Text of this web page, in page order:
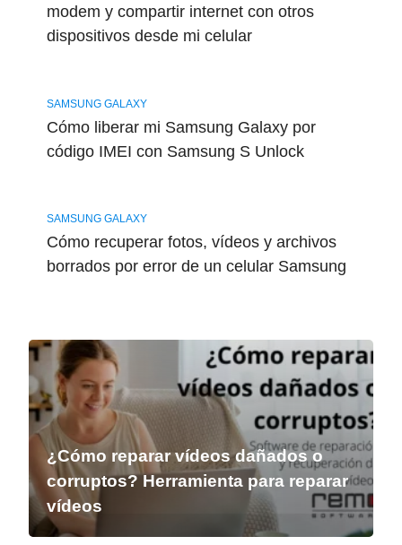
modem y compartir internet con otros
dispositivos desde mi celular
SAMSUNG GALAXY
Cómo liberar mi Samsung Galaxy por
código IMEI con Samsung S Unlock
SAMSUNG GALAXY
Cómo recuperar fotos, vídeos y archivos
borrados por error de un celular Samsung
¿Cómo reparar vídeos dañados o
corruptos? Herramienta para reparar
vídeos